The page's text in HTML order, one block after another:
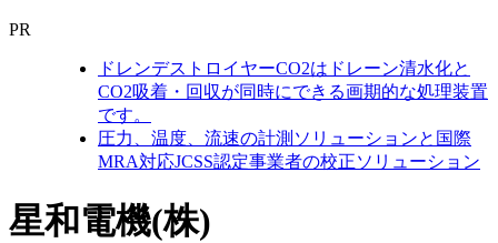
PR
ドレンデストロイヤーCO2はドレーン清水化と
CO2吸着・回収が同時にできる画期的な処理装置
です。
圧力、温度、流速の計測ソリューションと国際
MRA対応JCSS認定事業者の校正ソリューション
星和電機(株)